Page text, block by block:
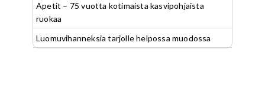
Apetit – 75 vuotta kotimaista kasvipohjaista
ruokaa
Luomuvihanneksia tarjolle helpossa muodossa